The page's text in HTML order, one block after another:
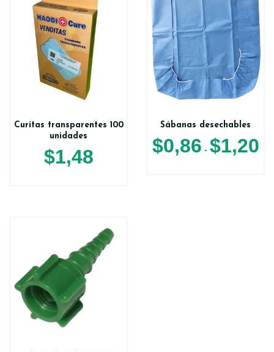
Curitas transparentes 100
unidades
$1,48
Sábanas desechables
$0,86 - $1,20